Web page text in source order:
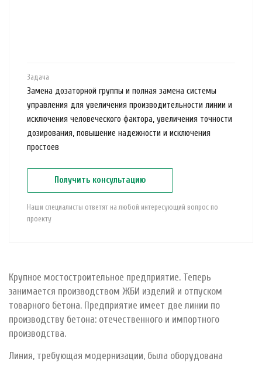
Задача
Замена дозаторной группы и полная замена системы
управления для увеличения производительности линии и
исключения человеческого фактора, увеличения точности
дозирования, повышение надежности и исключения
простоев
Получить консультацию
Наши специалисты ответят на любой интересующий вопрос по
проекту
Крупное мостостроительное предприятие. Теперь
занимается производством ЖБИ изделий и отпуском
товарного бетона. Предприятие имеет две линии по
производству бетона: отечественного и импортного
производства.
Линия, требующая модернизации, была оборудована